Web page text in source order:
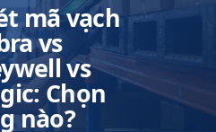
mã vạch
vs
vs
Chọn
nào?